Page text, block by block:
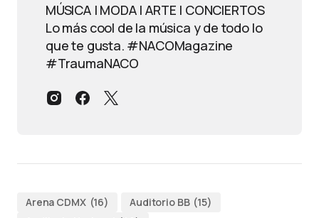
MÚSICA | MODA | ARTE | CONCIERTOS
Lo más cool de la música y de todo lo
que te gusta. #NACOMagazine
#TraumaNACO
Arena CDMX (16) Auditorio BB (15)